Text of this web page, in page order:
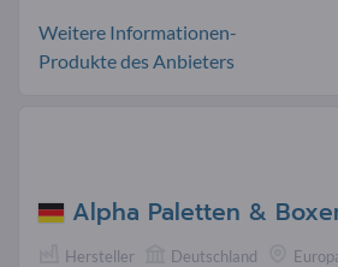
Weitere Informationen-
Produkte des Anbieters
Alpha Paletten &
Hersteller Deutschland